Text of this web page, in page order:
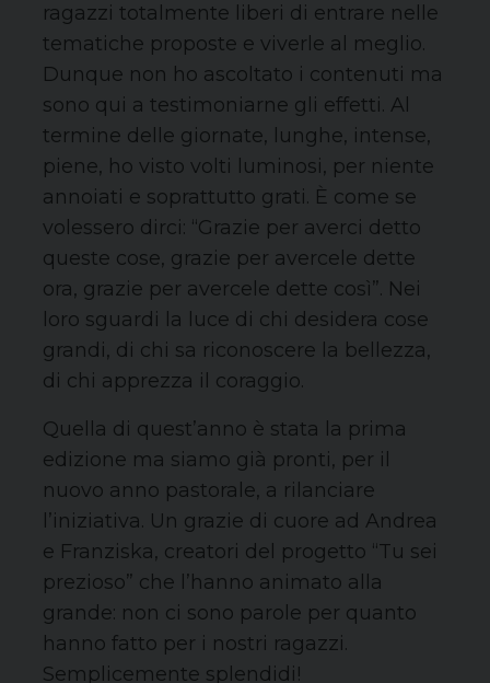
ragazzi totalmente liberi di entrare nelle
tematiche proposte e viverle al meglio.
Dunque non ho ascoltato i contenuti ma
sono qui a testimoniarne gli effetti. Al
termine delle giornate, lunghe, intense,
piene, ho visto volti luminosi, per niente
annoiati e soprattutto grati. È come se
volessero dirci: “Grazie per averci detto
queste cose, grazie per avercele dette
ora, grazie per avercele dette così”. Nei
loro sguardi la luce di chi desidera cose
grandi, di chi sa riconoscere la bellezza,
di chi apprezza il coraggio.
Quella di quest’anno è stata la prima
edizione ma siamo già pronti, per il
nuovo anno pastorale, a rilanciare
l’iniziativa. Un grazie di cuore ad Andrea
e Franziska, creatori del progetto “Tu sei
prezioso” che l’hanno animato alla
grande: non ci sono parole per quanto
hanno fatto per i nostri ragazzi.
Semplicemente splendidi!